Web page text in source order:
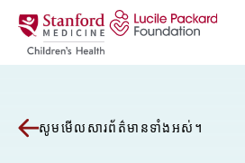
រំលងទៅមាតិកា
សូមមើលសារព័ត៌មានទាំងអស់។